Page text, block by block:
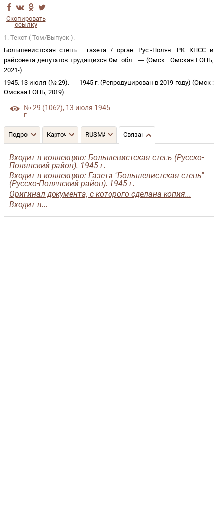
Скопировать
ссылку
1. Текст ( Том/Выпуск ).
Большевистская степь
: газета / орган Рус.-Полян. РК КПСС и
райсовета депутатов трудящихся Ом. обл.. — (Омск : Омская ГОНБ,
2021-).
1945, 13 июля (№ 29). — 1945 г. (Репродуцирован в 2019 году) (Омск :
Омская ГОНБ, 2019).
№ 29 (1062), 13 июля 1945
г.
Подробнее Карточка RUSMARC Связанные записи
Входит в коллекцию: Большевистская степь (Русско-
Полянский район). 1945 г.
Входит в коллекцию: Газета "Большевистская степь"
(Русско-Полянский район). 1945 г.
Оригинал документа, с которого сделана копия...
Входит в...